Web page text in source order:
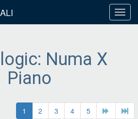
Numa X
Piano
1 2 3 4
5